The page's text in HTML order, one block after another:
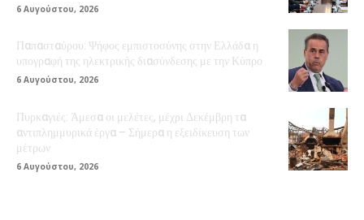
6 Αυγούστου, 2026
Παπασταύρου: Ψήφος εμπιστοσύνης στην Ελλάδα η
υπογραφή της ηλεκτρικής διασύνδεσης με την Κύπρο
6 Αυγούστου, 2026
Πυρκαγιές: Άμεσα οι μελέτες, μέχρι Δεκέμβρη τα
αντιπλημμυρικά έργα – Σήμερα η εξειδίκευση των
μέτρων
6 Αυγούστου, 2026